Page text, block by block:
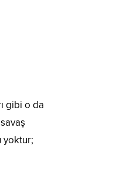
gibi o da
yoktur;